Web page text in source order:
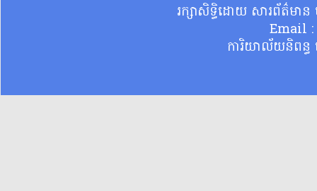
រក្សាសិទ្ធិដោយ សារព័ត៌មា
Email
ការិយាល័យនិពន្ធ